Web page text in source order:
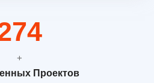
+
Проектов